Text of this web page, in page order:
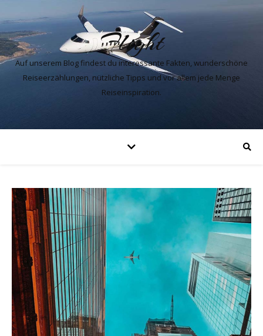
Flight
Auf unserem Blog findest du interessante Fakten, wunderschöne
Reiseerzählungen, nützliche Tipps und vor allem jede Menge
Reiseinspiration.